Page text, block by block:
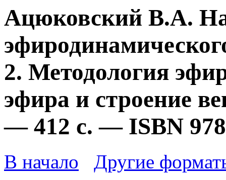
Ацюковский В.А.
2. Методология
эфира и строение
— 412 с. — ISBN
В начало Другие